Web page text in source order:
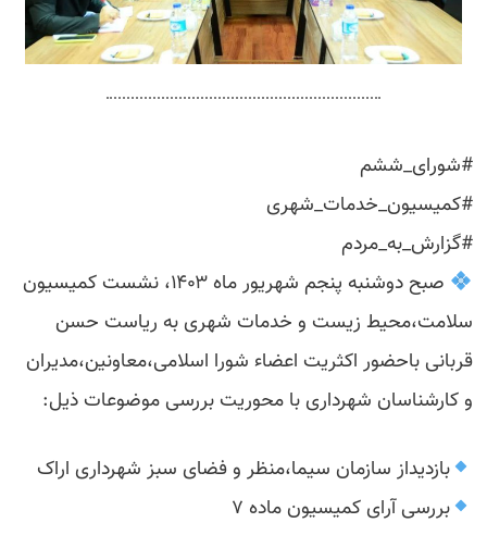
#شورای_ششم
#کمیسیون_خدمات_شهری
#گزارش_به_مردم
صبح دوشنبه پنجم شهریور ماه ۱۴۰۳، نشست کمیسیون
سلامت،محیط زیست و خدمات شهری به ریاست حسن
قربانی باحضور اکثریت اعضاء شورا اسلامی،معاونین،مدیران
و کارشناسان شهرداری با محوریت بررسی موضوعات ذیل:
بازدیداز سازمان سیما،منظر و فضای سبز شهرداری اراک
بررسی آرای کمیسیون ماده ۷